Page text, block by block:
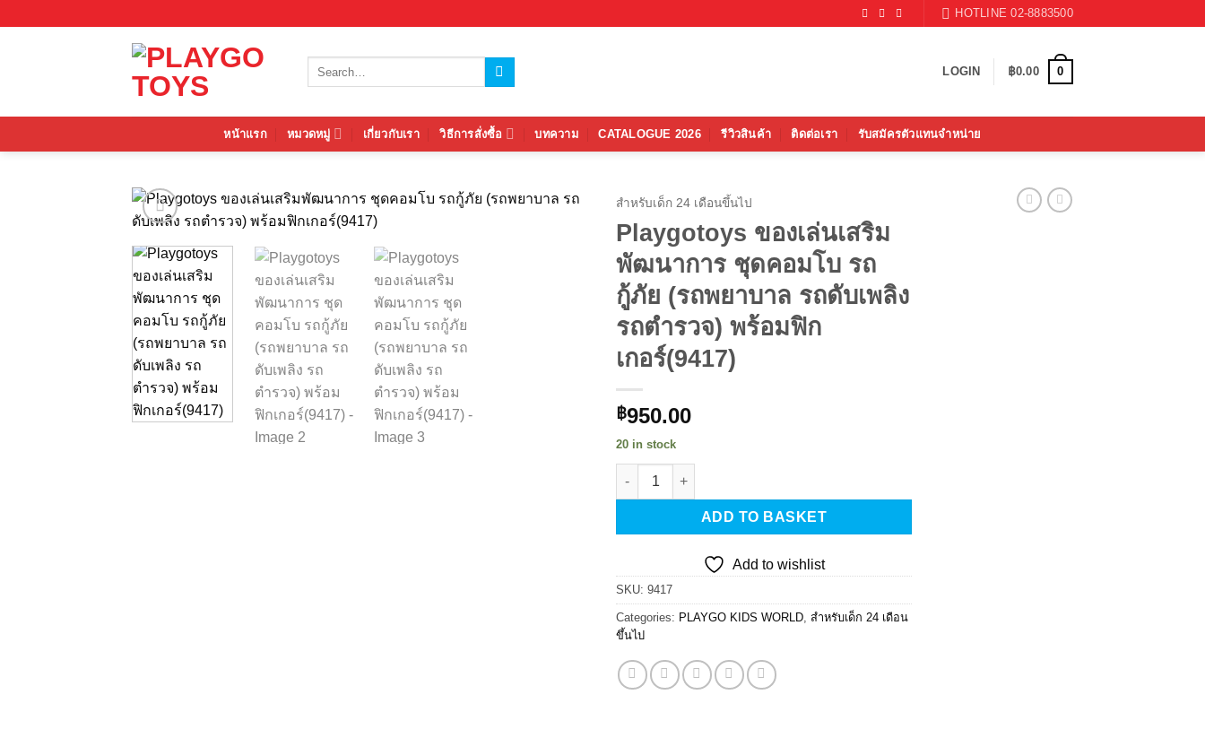
HOTLINE 02-8883500
LOGIN ฿0.00 0
หน้าแรก หมวดหมู่ เกี่ยวกับเรา วิธีการสั่งซื้อ บทความ CATALOGUE 2026 รีวิวสินค้า ติดต่อเรา รับสมัครตัวแทนจำหน่าย
สำหรับเด็ก 24 เดือนขึ้นไป
Playgotoys ของเล่นเสริม
พัฒนาการ ชุดคอมโบ รถ
กู้ภัย (รถพยาบาล รถดับเพลิง
รถตำรวจ) พร้อมฟิก
เกอร์(9417)
฿950.00
20 in stock
Playgotoys ของเล่นเสริมพัฒนาการ ชุดคอมโบ รถกู้ภัย (รถพยาบาล รถดับเพลิง รถตำรวจ) พร้อมฟิกเกอร์
ADD TO BASKET
Add to wishlist
SKU: 9417
Categories: PLAYGO KIDS WORLD สำหรับเด็ก 24 เดือน
ขึ้นไป